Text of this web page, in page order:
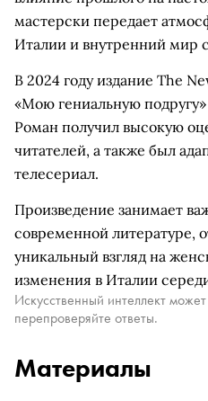
мастерски передает
Италии и внутренний мир
В 2024 году издание The
«Мою гениальную
Роман получил высокую
читателей, а также был
телесериал.
Произведение занимает
современной литературе,
уникальный взгляд на
изменения в Италии
Искусственный интеллект
перепроверяйте ответы.
Материалы